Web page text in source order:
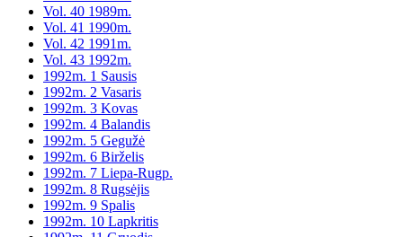
Vol. 40 1989m.
Vol. 41 1990m.
Vol. 42 1991m.
Vol. 43 1992m.
1992m. 1 Sausis
1992m. 2 Vasaris
1992m. 3 Kovas
1992m. 4 Balandis
1992m. 5 Gegužė
1992m. 6 Birželis
1992m. 7 Liepa-Rugp.
1992m. 8 Rugsėjis
1992m. 9 Spalis
1992m. 10 Lapkritis